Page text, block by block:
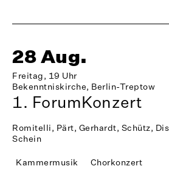
28 Aug.
Freitag, 19 Uhr
Bekenntniskirche, Berlin-Treptow
1. ForumKonzert
Romitelli, Pärt, Gerhardt, Schütz,
Schein
Kammermusik Chorkonzert